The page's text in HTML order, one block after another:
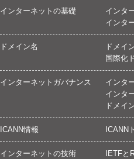
インターネットの基礎 インタ
インタ
ドメイン名 ドメイ
国際化
インターネットガバナンス インタ
インタ
ドメイ
ICANN情報 ICANN
インターネットの技術 IETFと